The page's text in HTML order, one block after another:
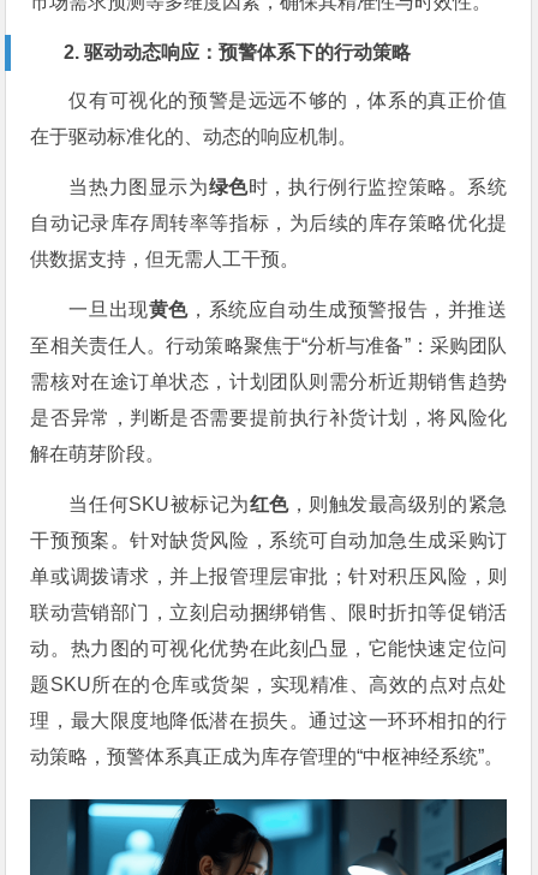
2. 驱动动态响应：预警体系下的行动策略
仅有可视化的预警是远远不够的，体系的真正价值
在于驱动标准化的、动态的响应机制。
当热力图显示为绿色时，执行例行监控策略。系统
自动记录库存周转率等指标，为后续的库存策略优化提
供数据支持，但无需人工干预。
一旦出现黄色 ，系统应自动生成预警报告，并推送
至相关责任人。行动策略聚焦于“分析与准备”：采购团队
需核对在途订单状态，计划团队则需分析近期销售趋势
是否异常，判断是否需要提前执行补货计划，将风险化
解在萌芽阶段。
当任何SKU被标记为红色，则触发最高级别的紧急
干预预案。针对缺货风险，系统可自动加急生成采购订
单或调拨请求，并上报管理层审批；针对积压风险，则
联动营销部门，立刻启动捆绑销售、限时折扣等促销活
动。热力图的可视化优势在此刻凸显，它能快速定位问
题SKU所在的仓库或货架，实现精准、高效的点对点处
理，最大限度地降低潜在损失。通过这一环环相扣的行
动策略，预警体系真正成为库存管理的“中枢神经系统”。